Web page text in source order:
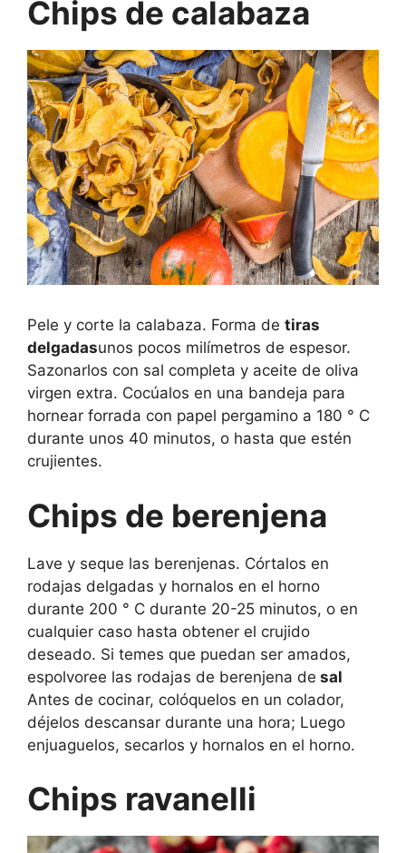
Chips de calabaza
Pele y corte la calabaza. Forma de tiras
delgadasunos pocos milímetros de espesor.
Sazonarlos con sal completa y aceite de oliva
virgen extra. Cocúalos en una bandeja para
hornear forrada con papel pergamino a 180 ° C
durante unos 40 minutos, o hasta que estén
crujientes.
Chips de berenjena
Lave y seque las berenjenas. Córtalos en
rodajas delgadas y hornalos en el horno
durante 200 ° C durante 20-25 minutos, o en
cualquier caso hasta obtener el crujido
deseado. Si temes que puedan ser amados,
espolvoree las rodajas de berenjena de sal
Antes de cocinar, colóquelos en un colador,
déjelos descansar durante una hora; Luego
enjuaguelos, secarlos y hornalos en el horno.
Chips ravanelli